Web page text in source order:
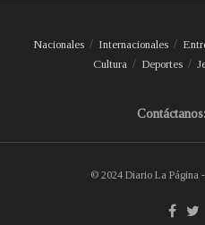
Nacionales Internacionales
Cultura
Deportes
© 2024 Diario La Página